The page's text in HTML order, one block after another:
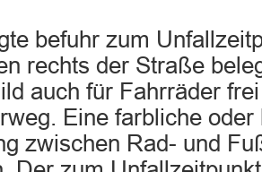
befuhr zum
rechts der Straße
auch für Fahrräder
Eine farbliche oder
zwischen Rad- und